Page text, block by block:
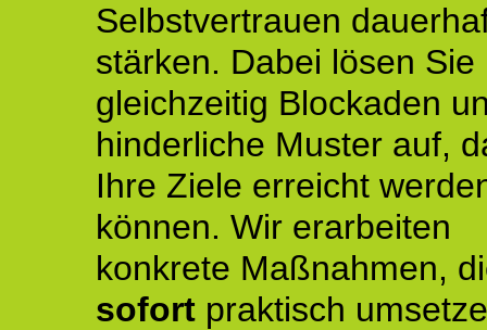
Selbstvertrauen
stärken. Dabei lösen Sie
gleichzeitig Blockaden
hinderliche Muster auf,
Ihre Ziele erreicht
können. Wir erarbeiten
konkrete Maßnahmen,
sofort praktisch